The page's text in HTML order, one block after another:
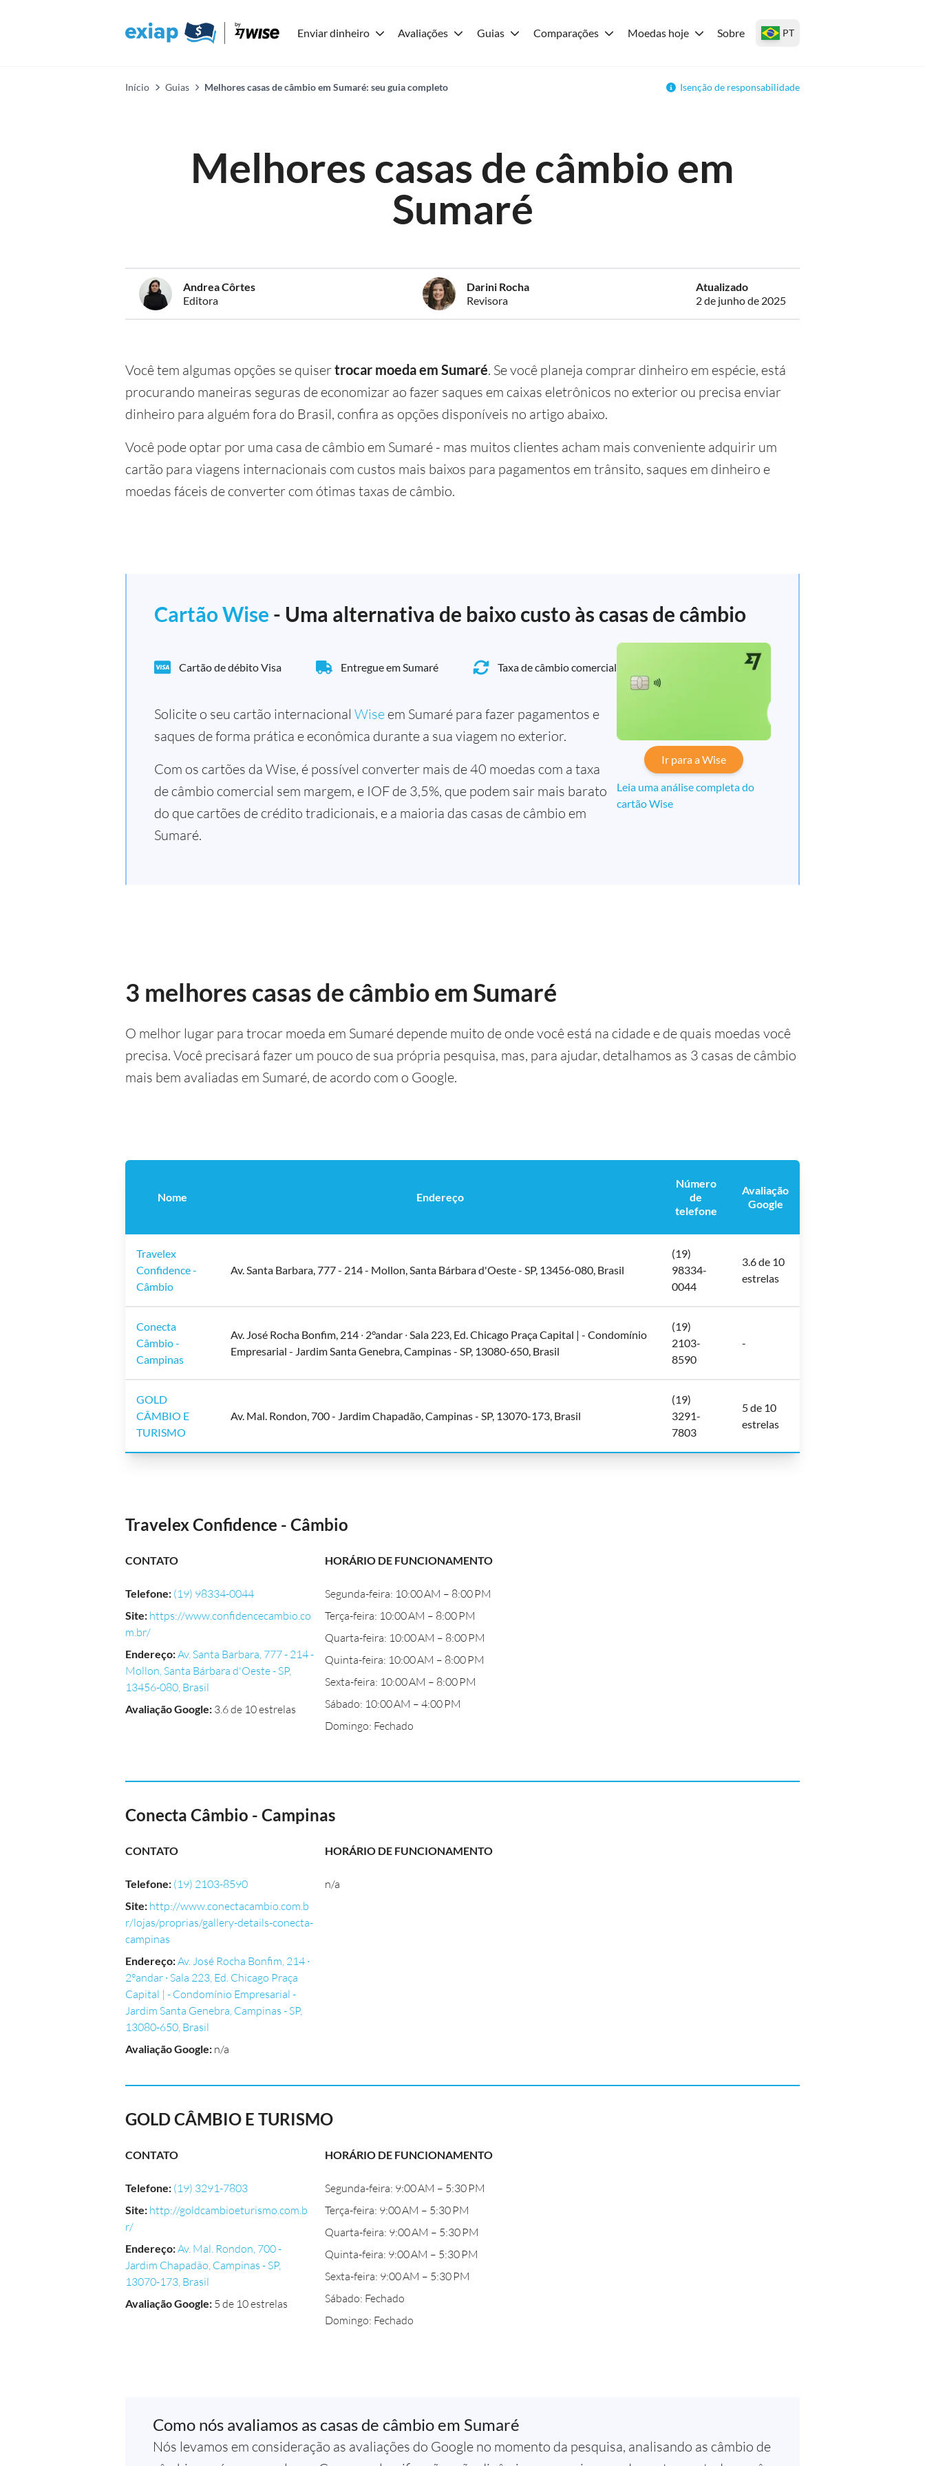
Enviar dinheiro Avaliações Guias Comparações Moedas hoje Sobre PT
Início Guias Melhores casas de câmbio em Sumaré: seu guia completo Isenção de responsabilidade
Melhores casas de câmbio em
Sumaré
Andrea Côrtes
Editora
Darini Rocha
Revisora
Atualizado
2 de junho de 2025
Você tem algumas opções se quisertrocar moeda em Sumaré. Se você planeja comprar dinheiro em espécie, está
procurando maneiras seguras de economizar ao fazer saques em caixas eletrônicos no exterior ou precisa enviar
dinheiro para alguém fora do Brasil, confira as opções disponíveis no artigo abaixo.
Você pode optar por uma casa de câmbio em Sumaré - mas muitos clientes acham mais conveniente adquirir um
cartão para viagens internacionais com custos mais baixos para pagamentos em trânsito, saques em dinheiro e
moedas fáceis de converter com ótimas taxas de câmbio.
Cartão Wise - Uma alternativa de baixo custo às casas de câmbio
Cartão de débito Visa Entregue em Sumaré Taxa de câmbio comercial
Solicite o seu cartão internacional Wise em Sumaré para fazer pagamentos e
saques de forma prática e econômica durante a sua viagem no exterior.
Com os cartões da Wise, é possível converter mais de 40 moedas com a taxa
de câmbio comercial sem margem, e IOF de 3,5%, que podem sair mais barato
do que cartões de crédito tradicionais, e a maioria das casas de câmbio em
Sumaré.
Ir para a Wise
Leia uma análise completa do
cartão Wise
3 melhores casas de câmbio em Sumaré
O melhor lugar para trocar moeda em Sumaré depende muito de onde você está na cidade e de quais moedas você
precisa. Você precisará fazer um pouco de sua própria pesquisa, mas, para ajudar, detalhamos as 3 casas de câmbio
mais bem avaliadas em Sumaré, de acordo com o Google.
Nome Endereço
Número
de
telefone
Avaliação
Google
Travelex
Confidence -
Câmbio
Av. Santa Barbara, 777 - 214 - Mollon, Santa Bárbara d'Oeste - SP, 13456-080, Brasil
(19)
98334-
0044
3.6 de 10
estrelas
Conecta
Câmbio -
Campinas
Av. José Rocha Bonfim, 214 ∙ 2°andar ∙ Sala 223, Ed. Chicago Praça Capital | - Condomínio
Empresarial - Jardim Santa Genebra, Campinas - SP, 13080-650, Brasil
(19)
2103-
8590
-
GOLD
CÂMBIO E
TURISMO
Av. Mal. Rondon, 700 - Jardim Chapadão, Campinas - SP, 13070-173, Brasil
(19)
3291-
7803
5 de 10
estrelas
Travelex Confidence - Câmbio
CONTATO
Telefone: (19) 98334-0044
Site: https://www.confidencecambio.co
m.br/
Endereço:Av. Santa Barbara, 777 - 214 -
Mollon, Santa Bárbara d'Oeste - SP,
13456-080, Brasil
Avaliação Google: 3.6 de 10 estrelas
HORÁRIO DE FUNCIONAMENTO
Segunda-feira: 10:00 AM – 8:00 PM
Terça-feira: 10:00 AM – 8:00 PM
Quarta-feira: 10:00 AM – 8:00 PM
Quinta-feira: 10:00 AM – 8:00 PM
Sexta-feira: 10:00 AM – 8:00 PM
Sábado: 10:00 AM – 4:00 PM
Domingo: Fechado
Conecta Câmbio - Campinas
CONTATO
Telefone: (19) 2103-8590
Site: http://www.conectacambio.com.b
r/lojas/proprias/gallery-details-conecta-
campinas
Endereço:Av. José Rocha Bonfim, 214 ∙
2°andar ∙ Sala 223, Ed. Chicago Praça
Capital | - Condomínio Empresarial -
Jardim Santa Genebra, Campinas - SP,
13080-650, Brasil
Avaliação Google: n/a
HORÁRIO DE FUNCIONAMENTO
n/a
GOLD CÂMBIO E TURISMO
CONTATO
Telefone: (19) 3291-7803
Site: http://goldcambioeturismo.com.b
r/
Endereço:Av. Mal. Rondon, 700 -
Jardim Chapadão, Campinas - SP,
13070-173, Brasil
Avaliação Google: 5 de 10 estrelas
HORÁRIO DE FUNCIONAMENTO
Segunda-feira: 9:00 AM – 5:30 PM
Terça-feira: 9:00 AM – 5:30 PM
Quarta-feira: 9:00 AM – 5:30 PM
Quinta-feira: 9:00 AM – 5:30 PM
Sexta-feira: 9:00 AM – 5:30 PM
Sábado: Fechado
Domingo: Fechado
Como nós avaliamos as casas de câmbio em Sumaré
Nós levamos em consideração as avaliações do Google no momento da pesquisa, analisando as câmbio de